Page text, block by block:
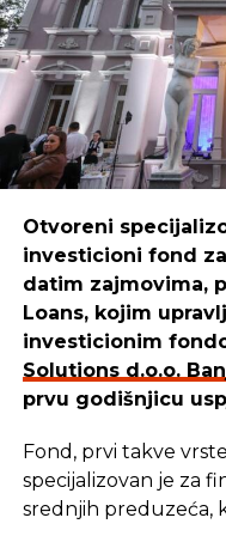
SRNA
Otvoreni
investicioni fond
datim zajmovima,
Loans, kojim
investicionim
Solutions d.o.o.
prvu godišnjicu
Fond, prvi takve
specijalizovan je za
srednjih preduzeća,